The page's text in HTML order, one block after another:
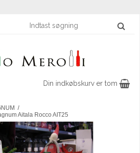
Din indkøbskurv er tom
/
Aitala Rocco AIT25